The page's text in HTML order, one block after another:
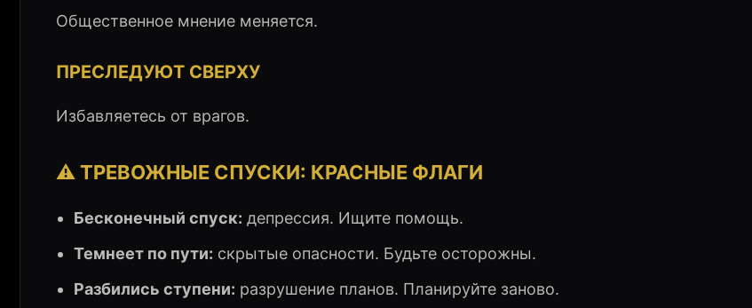
Общественное мнение меняется.
ПРЕСЛЕДУЮТ СВЕРХУ
Избавляетесь от врагов.
⚠️ ТРЕВОЖНЫЕ СПУСКИ: КРАСНЫЕ ФЛАГИ
Бесконечный спуск: депрессия. Ищите помощь.
Темнеет по пути: скрытые опасности. Будьте осторожны.
Разбились ступени: разрушение планов. Планируйте заново.